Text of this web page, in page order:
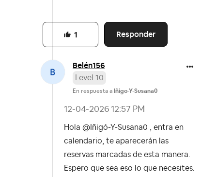
Responder
1
Belén156
Level 10
En respuesta a Iñigo-Y-Susana0
‎12-04-2026 12:57 PM
Hola @Iñigó-Y-Susana0 , entra en
calendario, te aparecerán las
reservas marcadas de esta manera.
Espero que sea eso lo que necesites.